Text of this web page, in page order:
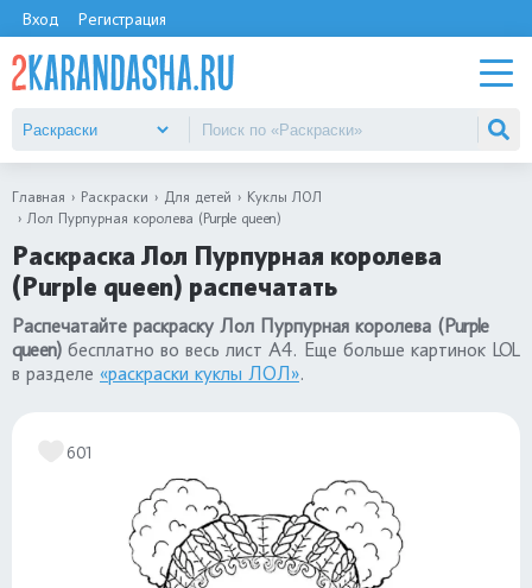
Вход Регистрация
Главная Раскраски Для детей
Куклы ЛОЛ
Лол Пурпурная королева (Purple queen)
Раскраска Лол Пурпурная королева
(Purple queen) распечатать
Распечатайте раскраску Лол Пурпурная королева (Purple
queen) бесплатно во весь лист А4. Еще больше картинок LOL
в разделе «раскраски куклы ЛОЛ».
601